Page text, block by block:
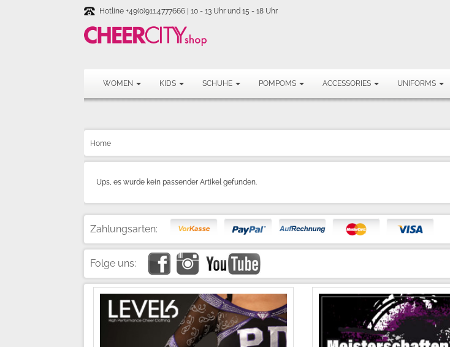
Hotline +49(0)911.4777666 | 10 - 13 Uhr und 15 - 18 Uhr
WOMEN KIDS SCHUHE POMPOMS ACCESSORIES UNIFORMS
Home
Ups, es wurde kein passender Artikel gefunden.
Zahlungsarten:
Folge uns: